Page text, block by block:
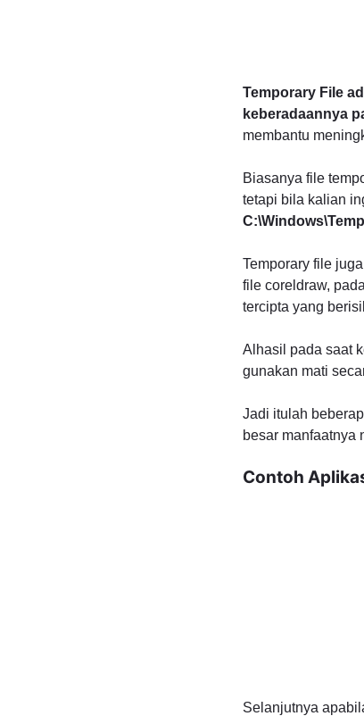
Temporary File
keberadaannya
membantu
Biasanya file
tetapi bila kalian
C:\Windows\Temp
Temporary file
file coreldraw,
tercipta yang
Alhasil pada saat
gunakan mati
Jadi itulah
besar manfaatnya
Contoh
Selanjutnya